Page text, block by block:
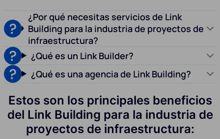
¿Por qué necesitas servicios de Link
Building para la industria de proyectos de
infraestructura?
¿Qué es un Link Builder?
¿Qué es una agencia de Link Building?
Estos son los principales beneficios
del Link Building para la industria de
proyectos de infraestructura: